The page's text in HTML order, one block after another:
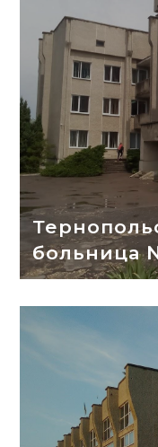
больница